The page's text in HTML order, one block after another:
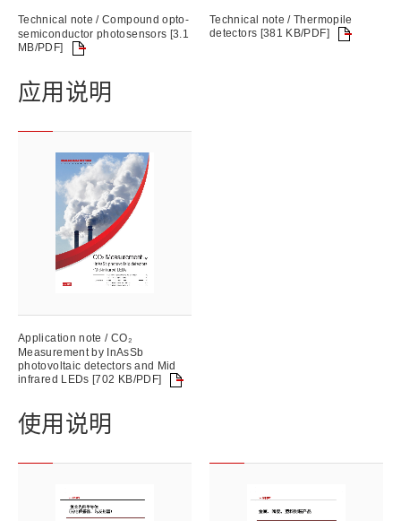
Technical note / Compound opto-
semiconductor photosensors [3.1
MB/PDF]
Technical note / Thermopile
detectors [381 KB/PDF]
应用说明
Application note / CO₂
Measurement by InAsSb
photovoltaic detectors and Mid
infrared LEDs [702 KB/PDF]
使用说明